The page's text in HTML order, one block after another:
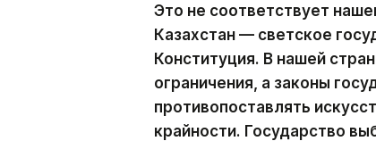
Это не соответствует
Казахстан — светское
Конституция. В нашей
ограничения, а законы
противопоставлять
крайности. Государство